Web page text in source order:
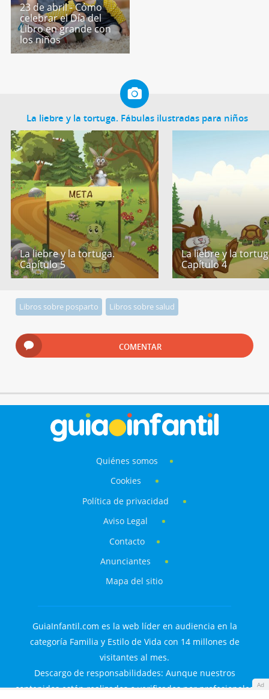
23 de abril - Cómo
celebrar el Día del
Libro en grande con
los niños
La liebre y la tortuga. Fábulas ilustradas para niños
La liebre y la tortuga.
Capítulo 5
La liebre y la
Capítulo 4
Libros sobre posparto Libros sobre salud
COMENTAR
Ad
Quiénes somos
Cookies
Política de privacidad
Aviso Legal
Contacto
Anunciantes
Mapa del sitio
GuiaInfantil.com es la web líder en audiencia en la
categoría Familia y Estilo de Vida con 14 millones de
visitantes al mes.
Descargo de responsabilidades: Aunque nuestros
contenidos están realizados o verificados por profesionales